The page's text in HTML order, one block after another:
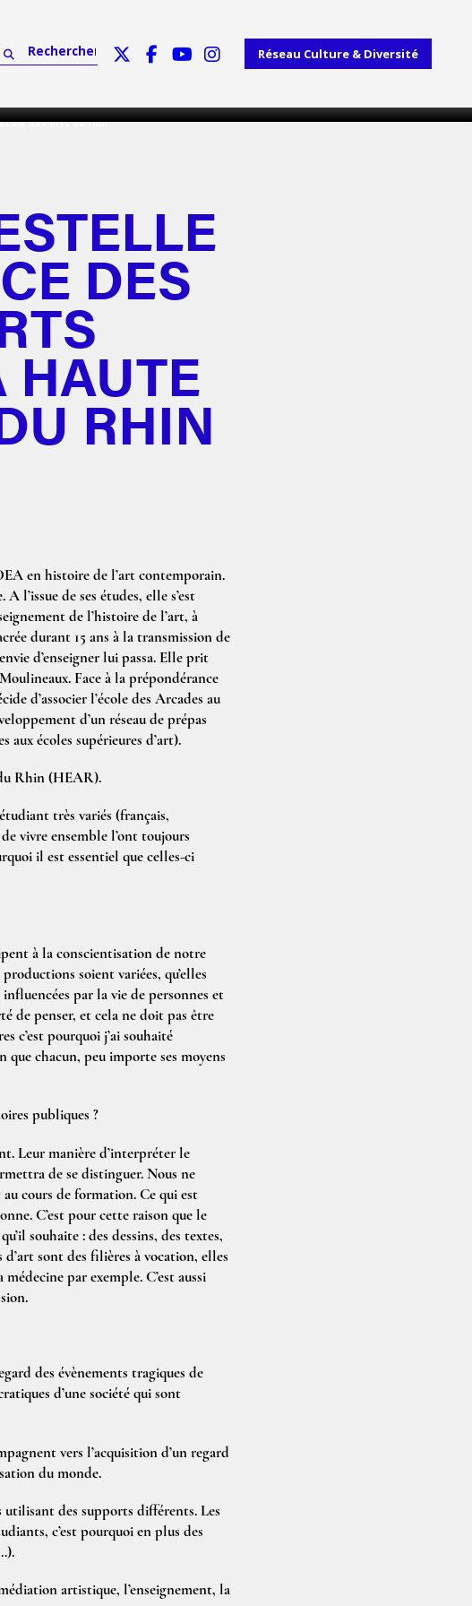
Réseau Culture & Diversité
des arts du rhin
DES
HAUTE
RHIN
en histoire de l’art contemporain.
l’issue de ses études, elle s’est
de l’histoire de l’art, à
durant 15 ans à la transmission de
d’enseigner lui passa. Elle prit
Face à la prépondérance
d’associer l’école des Arcades au
d’un réseau de prépas
aux écoles supérieures d’art).
Rhin (HEAR).
très variés (français,
vivre ensemble l’ont toujours
il est essentiel que celles-ci
à la conscientisation de notre
soient variées, qu’elles
par la vie de personnes et
de penser, et cela ne doit pas être
c’est pourquoi j’ai souhaité
que chacun, peu importe ses moyens
publiques ?
Leur manière d’interpréter le
de se distinguer. Nous ne
cours de formation. Ce qui est
C’est pour cette raison que le
souhaite : des dessins, des textes,
d’art sont des filières à vocation, elles
par exemple. C’est aussi
des évènements tragiques de
d’une société qui sont
vers l’acquisition d’un regard
du monde.
des supports différents. Les
c’est pourquoi en plus des
artistique, l’enseignement, la